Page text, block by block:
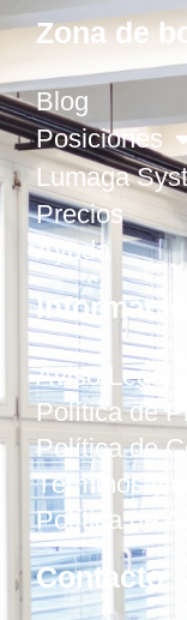
Zona de
Blog
Posiciones
Lumaga
Precios
Ayuda
Aviso Legal
Política de
Política de
Términos y
Política de
Contacto